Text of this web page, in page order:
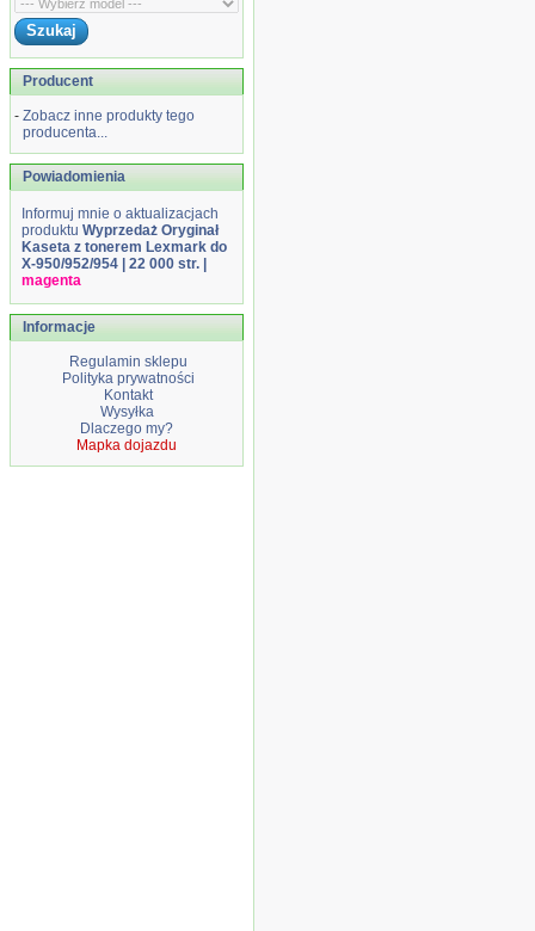
Producent
- Zobacz inne produkty tego
producenta...
Powiadomienia
Informuj mnie o aktualizacjach
produktu Wyprzedaż Oryginał
Kaseta z tonerem Lexmark do
X-950/952/954 | 22 000 str. |
magenta
Informacje
Regulamin sklepu
Polityka prywatności
Kontakt
Wysyłka
Dlaczego my?
Mapka dojazdu